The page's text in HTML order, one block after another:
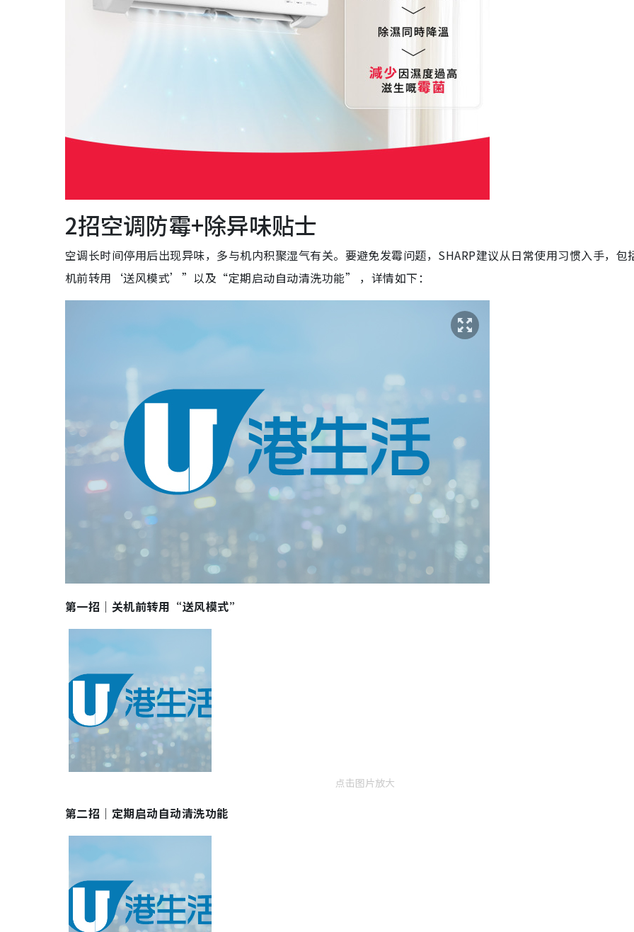
2招空调防霉+除异味贴士
空调长时间停用后出现异味，多与机内积聚湿气有关。要避免发霉问题，SHARP建议从日常使用习惯入手，
机前转用‘送风模式’”以及“定期启动自动清洗功能” ，详情如下：
第一招｜关机前转用“送风模式”
点击图片放大
第二招｜定期启动自动清洗功能